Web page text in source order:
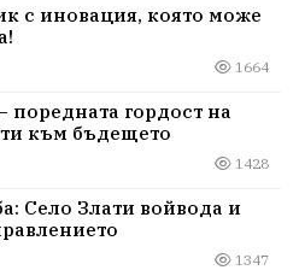
с иновация, която може
1664
поредната гордост на
към бъдещето
1428
Село Злати войвода и
1347